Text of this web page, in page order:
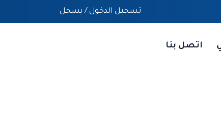
تسجيل الدخول / يسجل
اتصل بنا